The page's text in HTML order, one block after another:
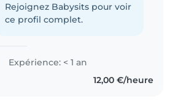
je suis une personne
responsable, organisée,
Rejoignez Babysits pour voir
ce profil complet.
Expérience: < 1 an
12,00 €/heure